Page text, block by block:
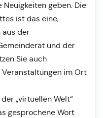
geben. Die
ist das eine,
aus der
und der
Sie auch
Veranstaltungen im Ort
„virtuellen Welt“
gesprochene Wort